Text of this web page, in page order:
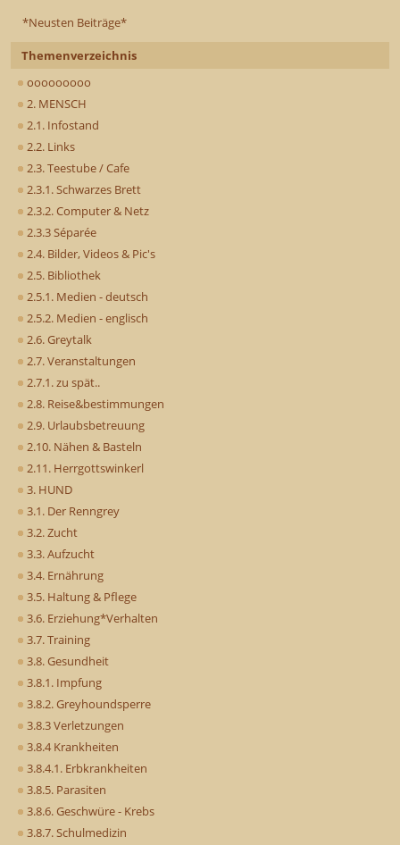
*Neusten Beiträge*
Themenverzeichnis
ooooooooo
2. MENSCH
2.1. Infostand
2.2. Links
2.3. Teestube / Cafe
2.3.1. Schwarzes Brett
2.3.2. Computer & Netz
2.3.3 Séparée
2.4. Bilder, Videos & Pic's
2.5. Bibliothek
2.5.1. Medien - deutsch
2.5.2. Medien - englisch
2.6. Greytalk
2.7. Veranstaltungen
2.7.1. zu spät..
2.8. Reise&bestimmungen
2.9. Urlaubsbetreuung
2.10. Nähen & Basteln
2.11. Herrgottswinkerl
3. HUND
3.1. Der Renngrey
3.2. Zucht
3.3. Aufzucht
3.4. Ernährung
3.5. Haltung & Pflege
3.6. Erziehung*Verhalten
3.7. Training
3.8. Gesundheit
3.8.1. Impfung
3.8.2. Greyhoundsperre
3.8.3 Verletzungen
3.8.4 Krankheiten
3.8.4.1. Erbkrankheiten
3.8.5. Parasiten
3.8.6. Geschwüre - Krebs
3.8.7. Schulmedizin